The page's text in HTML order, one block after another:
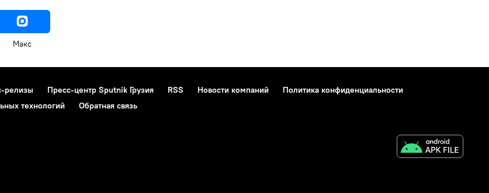
Макс
релизы Пресс-центр Sputnik Грузия RSS Новости компаний
Политика конфиденциальности
технологий Обратная связь